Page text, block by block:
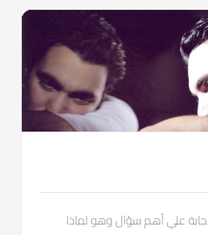
علي أهم سؤال وهو لماذا